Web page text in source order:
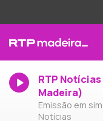
RTP Notícias
Madeira)
Emissão em
Notícias